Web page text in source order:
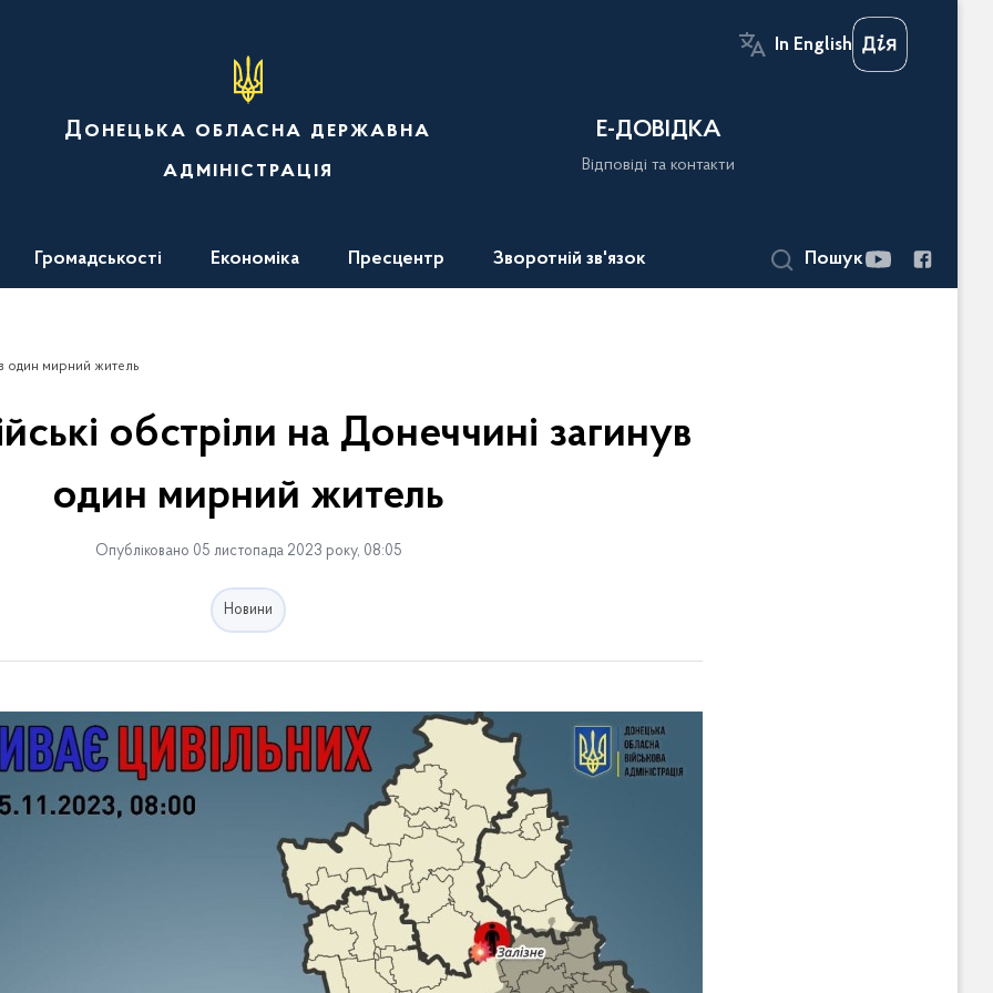
In English
Донецька обласна державна
адміністрація
Е-ДОВІДКА
Відповіді та контакти
Громадськості Економіка Пресцентр Зворотній зв'язок Пошук
один мирний житель
обстріли на Донеччині загинув
один мирний житель
Опубліковано 05 листопада 2023 року, 08:05
Новини